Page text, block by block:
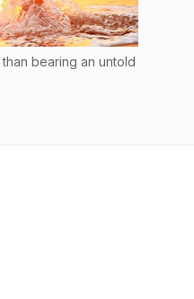
bearing an untold